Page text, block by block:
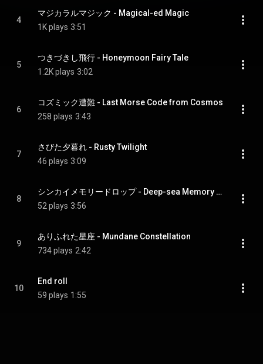
4
マジカラルマジック - Magical-ed Magic
1K plays 3:51
5
つきづきし飛行 - Honeymoon Fairy Tale
1.2K plays 3:02
6
コズミック遭難 - Last Morse Code from Cosmos
258 plays 3:43
7
さびた夕暮れ - Rusty Twilight
46 plays 3:09
8
シンカイメモリードロップ - Deep-sea Memory Drops
52 plays 3:56
9
ありふれた星座 - Mundane Constellation
734 plays 2:42
10
End roll
59 plays 1:55